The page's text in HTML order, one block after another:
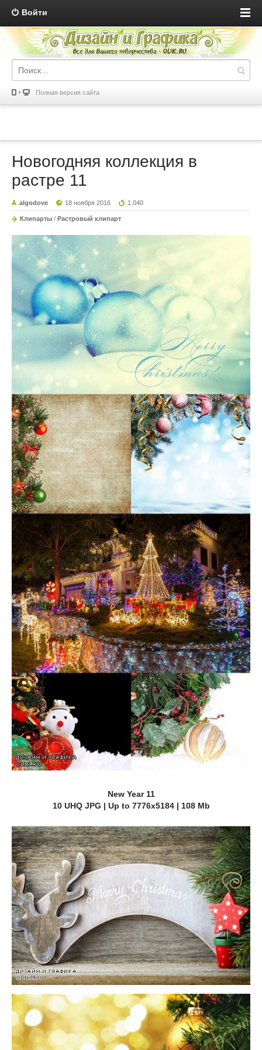
Войти
Полная версия сайта
Новогодняя коллекция в
растре 11
algodove 18 ноября 2016 1 040
Клипарты / Растровый клипарт
New Year 11
10 UHQ JPG | Up to 7776x5184 | 108 Mb